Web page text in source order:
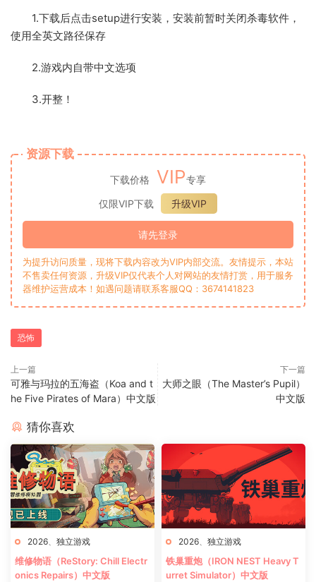
1.下载后点击setup进行安装，安装前暂时关闭杀毒软件，
使用全英文路径保存
2.游戏内自带中文选项
3.开整！
资源下载
下载价格 VIP专享
仅限VIP下载
升级VIP
请先登录
为提升访问质量，现将下载内容改为VIP内部交流。友情提示，本站
不售卖任何资源，升级VIP仅代表个人对网站的友情打赏，用于服务
器维护运营成本！如遇问题请联系客服QQ：3674141823
恐怖
上一篇
可雅与玛拉的五海盗（Koa and t
he Five Pirates of Mara）中文版
下一篇
大师之眼（The Master’s Pupil）
中文版
猜你喜欢
2026 独立游戏
维修物语（ReStory: Chill Electr
onics Repairs）中文版
2026 独立游戏
铁巢重炮（IRON NEST Heavy T
urret Simulator）中文版